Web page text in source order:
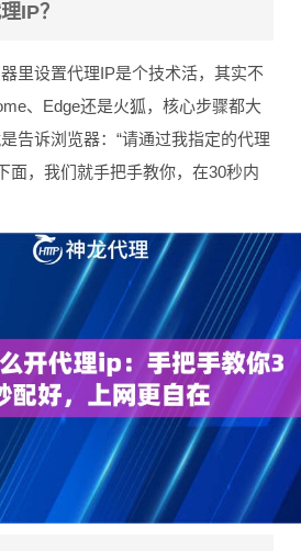
IP？
里设置代理IP是个技术活，其实不
、Edge还是火狐，核心步骤都大
告诉浏览器：“请通过我指定的代理
面，我们就手把手教你，在30秒内